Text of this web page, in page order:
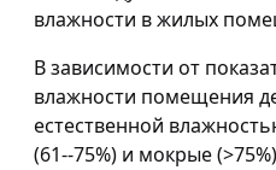
влажности в жилых
В зависимости от
влажности помещения
естественной
(61--75%) и мокрые